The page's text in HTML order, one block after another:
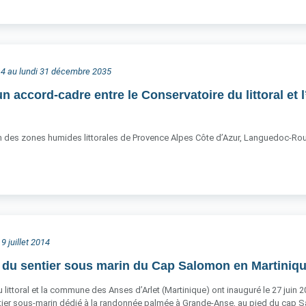
au lundi 31 décembre 2035
accord-cadre entre le Conservatoire du littoral et
des zones humides littorales de Provence Alpes Côte d’Azur, Languedoc-
juillet 2014
sentier sous marin du Cap Salomon en
littoral et la commune des Anses d’Arlet (Martinique) ont inauguré le 27 juin
sous-marin dédié à la randonnée palmée à Grande-Anse, au pied du cap